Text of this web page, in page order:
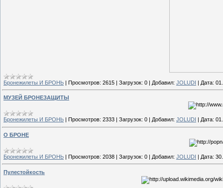
Бронежилеты И БРОНЬ | Просмотров: 2615 | Загрузок: 0 | Добавил: JOLUDI | Дата:
МУЗЕЙ БРОНЕЗАЩИТЫ
Бронежилеты И БРОНЬ Просмотров: 2333 Загрузок: 0 Добавил: JOLUDI Дата:
О БРОНЕ
Бронежилеты И БРОНЬ | Просмотров: 2038 | Загрузок: 0 | Добавил: JOLUDI | Дата:
Пулестойкость